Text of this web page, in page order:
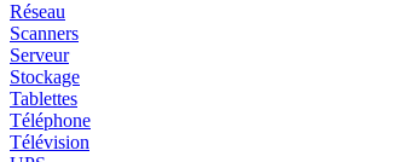
Réseau
Scanners
Serveur
Stockage
Tablettes
Téléphone
Télévision